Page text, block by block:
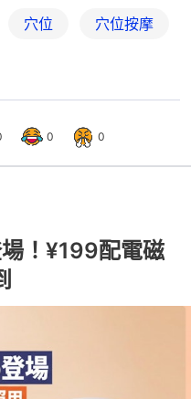
穴位 穴位按摩
0 0
！¥199配電磁